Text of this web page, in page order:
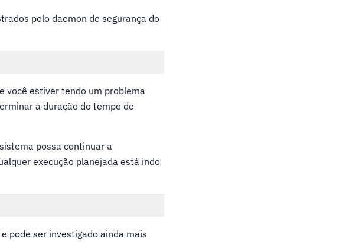
pelo daemon de segurança do
você estiver tendo um problema
a duração do tempo de
possa continuar a
execução planejada está indo
pode ser investigado ainda mais